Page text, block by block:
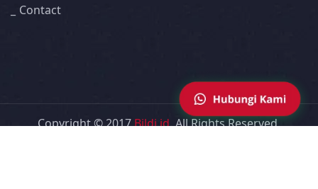
Contact
Copyright © 2017Bildi.id. All Rights Reserved.